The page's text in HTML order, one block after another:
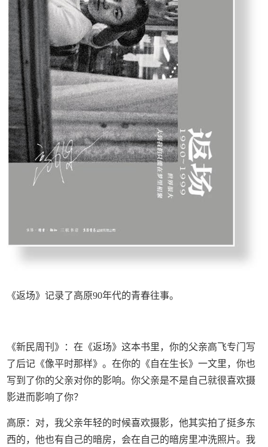
《返场》记录了高原90年代的青春往事。
《新民周刊》：在《返场》这本书里，你的父亲高飞专门写
了后记《像平时那样》。在你的《自在生长》一文里，你也
写到了你的父亲对你的影响。你父亲是不是自己就很喜欢摄
影进而影响了你？
高原：对，我父亲年轻的时候喜欢摄影，他其实拍了挺多东
西的，他也有自己的暗房，会在自己的暗房里冲洗照片。我